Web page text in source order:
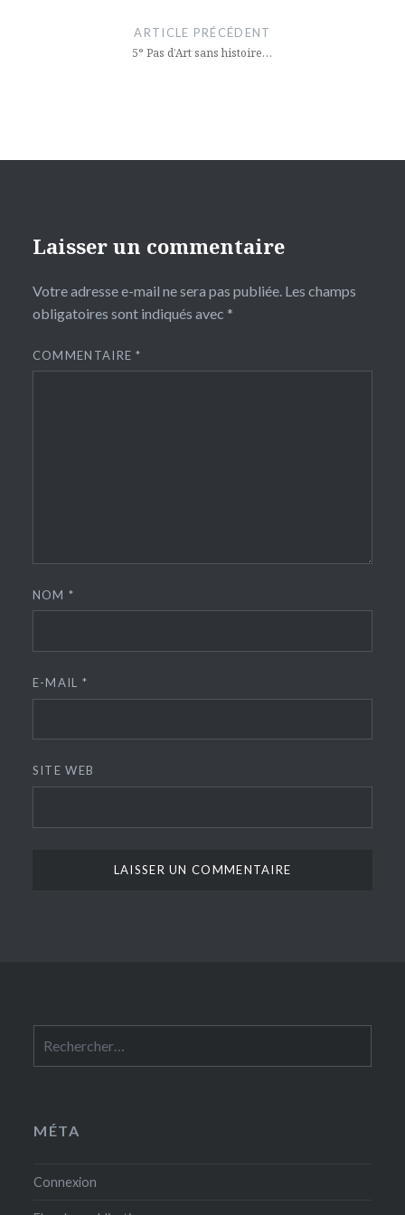
ARTICLE PRÉCÉDENT
5° Pas d’Art sans histoire…
Laisser un commentaire
Votre adresse e-mail ne sera pas publiée. Les champs
obligatoires sont indiqués avec *
COMMENTAIRE*
NOM*
E-MAIL *
SITE WEB
MÉTA
Connexion